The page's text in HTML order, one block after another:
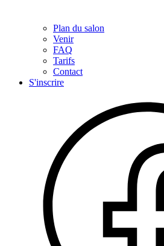
Plan du salon
Venir
FAQ
Tarifs
Contact
S'inscrire